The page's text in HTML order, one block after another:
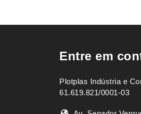
Entre em
Plotplas Indústria e
61.619.821/0001-03